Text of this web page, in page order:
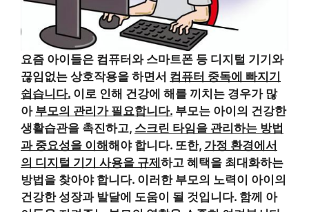
요즘 아이들은 컴퓨터와 스마트폰 등 디지털 기기와
끊임없는 상호작용을 하면서 컴퓨터 중독에 빠지기
쉽습니다. 이로 인해 건강에 해를 끼치는 경우가 많
아 부모의 관리가 필요합니다. 부모는 아이의 건강한
생활습관을 촉진하고, 스크린 타임을 관리하는 방법
과 중요성을 이해해야 합니다. 또한, 가정 환경에서
의 디지털 기기 사용을 규제 하고 혜택을 최대화하는
방법을 찾아야 합니다. 이러한 부모의 노력이 아이의
건강한 성장과 발달에 도움이 될 것입니다. 함께 아